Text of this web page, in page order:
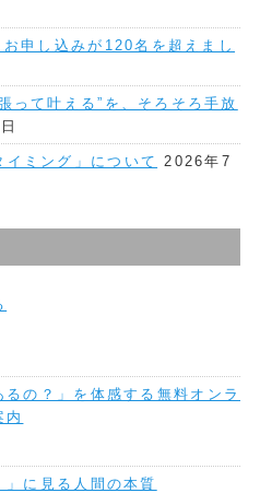
申し込みが120名を超えまし
って叶える”を、そろそろ手放
ミング」について
2026年7
るの？」を体感する無料オンラ
内
に見る人間の本質